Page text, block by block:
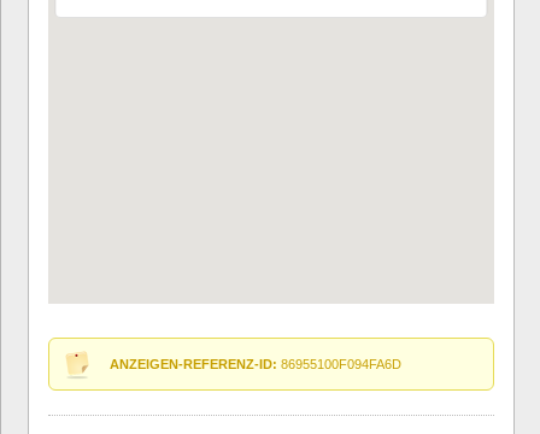
ANZEIGEN-REFERENZ-ID: 86955100F094FA6D